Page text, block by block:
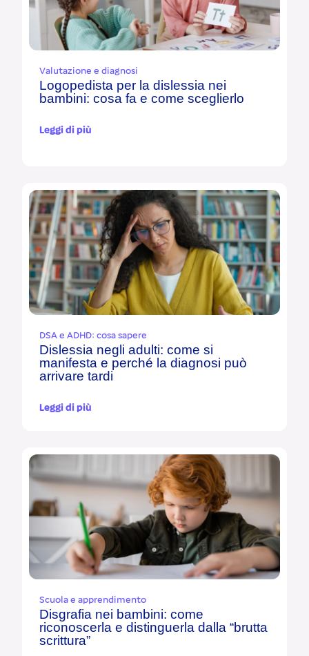
Valutazione e diagnosi
Logopedista per la dislessia nei
bambini: cosa fa e come sceglierlo
Leggi di più
DSA e ADHD: cosa sapere
Dislessia negli adulti: come si
manifesta e perché la diagnosi può
arrivare tardi
Leggi di più
Scuola e apprendimento
Disgrafia nei bambini: come
riconoscerla e distinguerla dalla “brutta
scrittura”